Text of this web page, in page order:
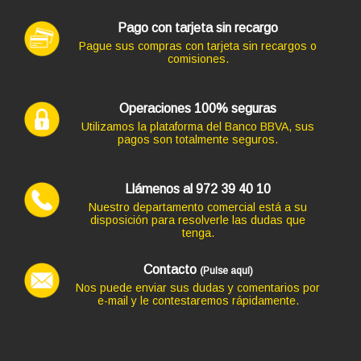
procesador INTEL CORE I5 -8500 4.1 GHZ (8ª Generación),
memoria DDR4, Salidas gráficas: VGA+HDMI+DP
274,67 €
Código: 12742
TECLADO SUBBLIM + MOUSE USB BLANCO
AÑADIR
Pago con tarjeta sin recargo
Pague sus compras con tarjeta sin recargos o
comisiones.
Operaciones 100% seguras
Utilizamos la plataforma del Banco BBVA, sus
pagos son totalmente seguros.
Llámenos al 972 39 40 10
Nuestro departamento comercial está a su
disposición para resolverle las dudas que
tenga.
Contacto (Pulse aquí)
Nos puede enviar sus dudas y comentarios por
e-mail y le contestaremos rápidamente.